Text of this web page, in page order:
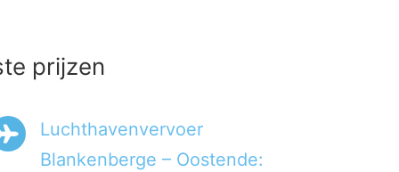
prijzen
Luchthavenvervoer
Blankenberge – Oostende: